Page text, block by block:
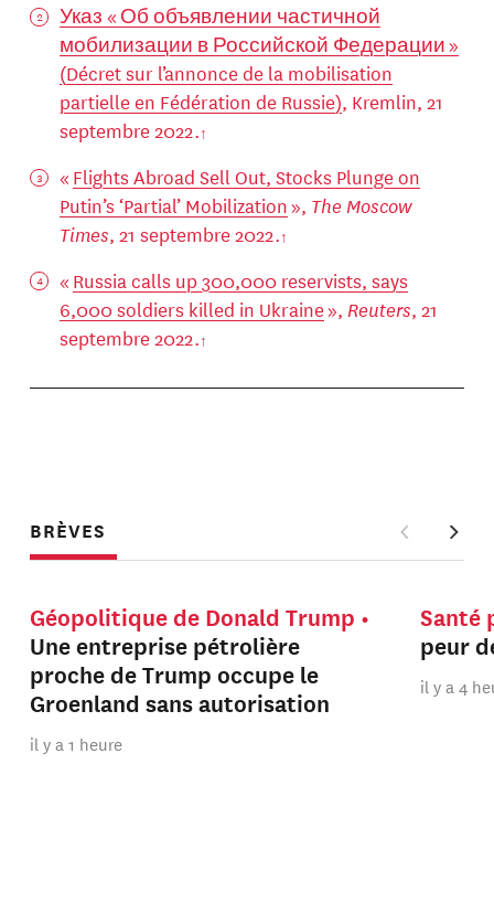
Указ « Об объявлении частичной
мобилизации в Российской Федерации »
(Décret sur l’annonce de la mobilisation
partielle en Fédération de Russie), Kremlin, 21
septembre 2022.
« Flights Abroad Sell Out, Stocks Plunge on
Putin’s ‘Partial’ Mobilization», The Moscow
Times, 21 septembre 2022.
« Russia calls up 300,000 reservists, says
6,000 soldiers killed in Ukraine», Reuters, 21
septembre 2022.
BRÈVES
Géopolitique de Donald Trump
Une entreprise pétrolière
proche de Trump occupe le
Groenland sans autorisation
il y a 1 heure
Santé
peur
il y a 4